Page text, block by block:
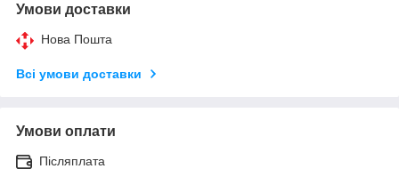
Умови доставки
Нова Пошта
Всі умови доставки
Умови оплати
Післяплата